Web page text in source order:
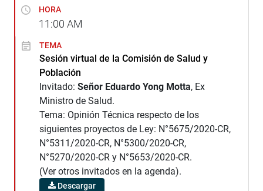
HORA
11:00 AM
TEMA
Sesión virtual de la Comisión de Salud y
Población
Invitado: Señor Eduardo Yong Motta, Ex
Ministro de Salud.
Tema: Opinión Técnica respecto de los
siguientes proyectos de Ley: N°5675/2020-CR,
N°5311/2020-CR, N°5300/2020-CR,
N°5270/2020-CR y N°5653/2020-CR.
(Ver otros invitados en la agenda).
Descargar